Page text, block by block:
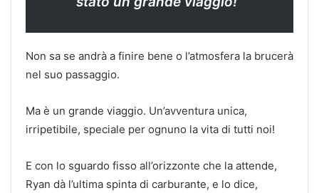
Non sa se andrà a finire bene o l’atmosfera la brucerà
nel suo passaggio.
Ma è un grande viaggio. Un’avventura unica,
irripetibile, speciale per ognuno la vita di tutti noi!
E con lo sguardo fisso all’orizzonte che la attende,
Ryan dà l’ultima spinta di carburante, e lo dice,